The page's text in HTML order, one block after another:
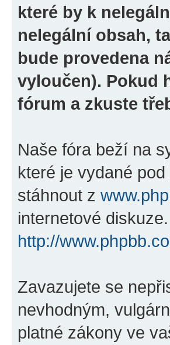
které by k
nelegální obsah,
bude provedena
vyloučen). Pokud
fórum a zkuste
Naše fóra beží na
které je vydané pod
stáhnout z
internetové
http://
Zavazujete se
nevhodným,
platné zákony ve